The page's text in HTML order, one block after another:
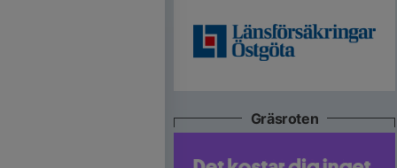
Gräsroten